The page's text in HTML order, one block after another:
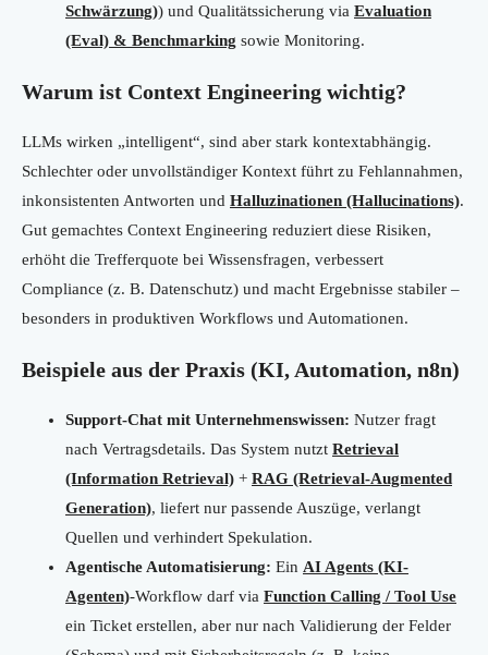
Schwärzung)) und Qualitätssicherung via Evaluation
(Eval) & Benchmarking sowie Monitoring.
Warum ist Context Engineering wichtig?
LLMs wirken „intelligent“, sind aber stark kontextabhängig.
Schlechter oder unvollständiger Kontext führt zu Fehlannahmen,
inkonsistenten Antworten und Halluzinationen (Hallucinations).
Gut gemachtes Context Engineering reduziert diese Risiken,
erhöht die Trefferquote bei Wissensfragen, verbessert
Compliance (z. B. Datenschutz) und macht Ergebnisse stabiler –
besonders in produktiven Workflows und Automationen.
Beispiele aus der Praxis (KI, Automation, n8n)
Support-Chat mit Unternehmenswissen: Nutzer fragt
nach Vertragsdetails. Das System nutzt Retrieval
(Information Retrieval) + RAG (Retrieval-Augmented
Generation), liefert nur passende Auszüge, verlangt
Quellen und verhindert Spekulation.
Agentische Automatisierung: Ein AI Agents (KI-
Agenten)-Workflow darf via Function Calling / Tool Use
ein Ticket erstellen, aber nur nach Validierung der Felder